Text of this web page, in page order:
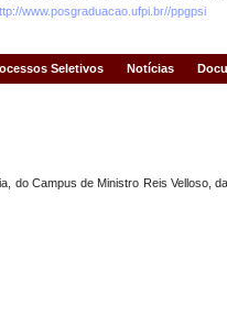
www.posgraduacao.ufpi.br//ppgpsi
Seletivos Notícias
do Campus de Ministro Reis Velloso,